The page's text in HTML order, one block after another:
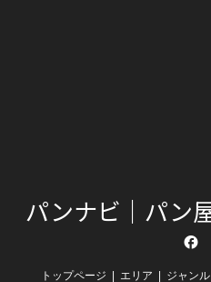
パンナビ｜パン
トップページ エリア ジャンル